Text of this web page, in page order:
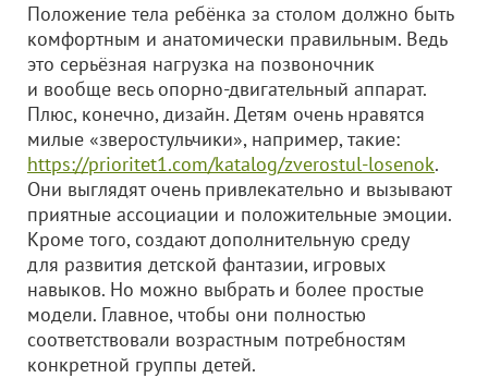
Положение тела ребёнка за столом должно быть
комфортным и анатомически правильным. Ведь
это серьёзная нагрузка на позвоночник
и вообще весь опорно-двигательный аппарат.
Плюс, конечно, дизайн. Детям очень нравятся
милые «зверостульчики», например, такие:
https://prioritet1.com/katalog/zverostul-losenok.
Они выглядят очень привлекательно и вызывают
приятные ассоциации и положительные эмоции.
Кроме того, создают дополнительную среду
для развития детской фантазии, игровых
навыков. Но можно выбрать и более простые
модели. Главное, чтобы они полностью
соответствовали возрастным потребностям
конкретной группы детей.